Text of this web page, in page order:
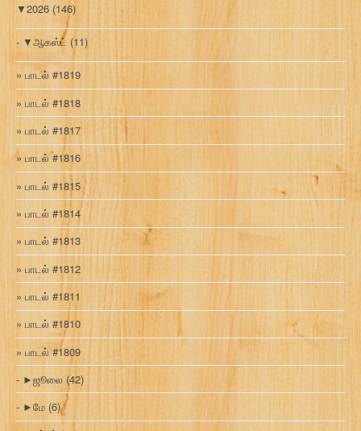
▼2026 (146)
▼ஆகஸ்ட் (11)
பாடல் #1819
பாடல் #1818
பாடல் #1817
பாடல் #1816
பாடல் #1815
பாடல் #1814
பாடல் #1813
பாடல் #1812
பாடல் #1811
பாடல் #1810
பாடல் #1809
►ஜூலை (42)
►மே (6)